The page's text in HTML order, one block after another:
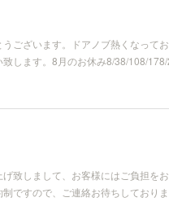
ございます。ドアノブ熱くなって
します。8月のお休み8/38/108/178/
致しまして、お客様にはご負担
制ですので、ご連絡お待ちして